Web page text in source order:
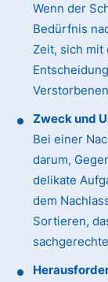
Wenn der
Bedürfnis
Zeit, sich mit
Zweck und
Bei einer
darum,
delikate
dem
Sortieren,